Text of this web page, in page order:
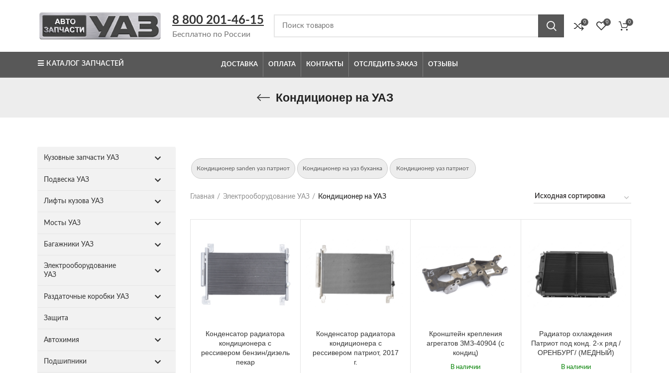
8 800 201-46-15
Бесплатно по России
0 0 0
КАТАЛОГ ЗАПЧАСТЕЙ ДОСТАВКА ОПЛАТА КОНТАКТЫ ОТСЛЕДИТЬ ЗАКАЗ ОТЗЫВЫ
Кондиционер на УАЗ
Кузовные запчасти УАЗ
Подвеска УАЗ
Лифты кузова УАЗ
Мосты УАЗ
Багажники УАЗ
Электрооборудование
УАЗ
Раздаточные коробки УАЗ
Защита
Автохимия
Подшипники
Кондиционер sanden уаз патриот Кондиционер на уаз буханка Кондиционер уаз патриот
Главная Электрооборудование УАЗ Кондиционер на УАЗ
Конденсатор радиатора
кондиционера с
рессивером бензин/дизель
пекар
Конденсатор радиатора
кондиционера с
рессивером патриот, 2017
г.
Кронштейн крепления
агрегатов ЗМЗ-40904 (с
кондиц)
В наличии
Радиатор охлаждения
Патриот под конд. 2-х ряд /
ОРЕНБУРГ/ (МЕДНЫЙ)
В наличии